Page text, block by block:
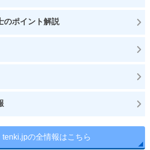
のポイント解説
tenki.jpの全情報はこちら